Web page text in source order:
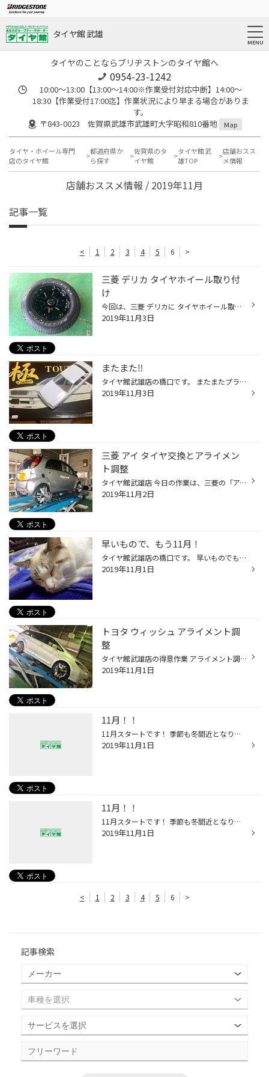
タイヤ館 武雄
タイヤのことならブリヂストンのタイヤ館へ
0954-23-1242
10:00～13:00【13:00～14:00※作業受付対応中断】14:00～
18:30【作業受付17:00迄】作業状況により早まる場合がありま
す。
〒843-0023 佐賀県武雄市武雄町大字昭和810番地
Map
タイヤ・ホイール専門
店のタイヤ館
都道府県か
ら探す
佐賀県のタ
イヤ館
タイヤ館 武
雄TOP
店舗おスス
メ情報
店舗おススメ情報 / 2019年11月
記事一覧
< 1 2 3 4 5 6 >
三菱 デリカ タイヤホイール取り付
け
今回は、三菱 デリカに タイヤホイール取り付けです。 タイヤはもちろん ブリヂストンのデューラー ホイールはレイズのFDX デリカっぽくて、カッコイイでしょう 川村店長 ナイスチョイスです❗️ お客様もたいへん喜んで いらっしゃいました‼️
2019年11月3日
またまた‼️
タイヤ館武雄店の橋口です。 またまたプラモ製作依頼いただきました １台目は、Ｙ31シーマ❗️ 今見てもカッコイイ‼️ ボディカラーはブラックとの依頼❗️ ２台目は、アルファード❗️ カラーはシルバーにて ３台目は、エスティマ❗️ ボディカラーはブラウンに仕上げます いきなり３台‼️ こりゃ忙しく...
2019年11月3日
三菱 アイ タイヤ交換とアライメン
ト調整
タイヤ館武雄店 今日の作業は、三菱の「アイ」 タイヤ交換とアライメント調整です。 タイヤ交換の際は、もうお馴染みですね タイヤはブリヂストンのエコピア NH100Cです。 前後 タイヤサイズが違っても 同じタイヤで快適ドライブ アライメント測定した数値です 赤色が基準値からズレた数値です 調整...
2019年11月2日
早いもので、もう11月！
タイヤ館武雄店の橋口です。 早いものでもう11月ですね〜 タイヤ館武雄店では、スタッドレスタイヤ早期予約実施中です❗️ 早めの冬支度 いかがでしょうか 本格的な寒さになると ご希望の商品を手配できない 場合がございます。 「お早めに〜‼️」 今月も、ヨロシクです❗️
2019年11月1日
トヨタ ウィッシュ アライメント調
整
タイヤ館武雄店の得意作業 アライメント調整 おこないました❗️ お車はトヨタのウィッシュ 走行距離 10万キロオーバーです 走行距離が伸びたお車こそ アライメント調整が必須ですね このように、タイヤホイールの取り付け 角度を数値化し 適正値まで調整致します。 詳しくはスタッフまでお気軽に お...
2019年11月1日
11月！！
11月スタートです！ 季節も冬間近となります。 毎年のことながら、早めの冬支度がオススメです！ 愛車の事で何かありましたら、タイヤ館武雄店をヨロシクお願い致します
2019年11月1日
11月！！
11月スタートです！ 季節も冬間近となります。 毎年のことながら、早めの冬支度がオススメです！ 愛車の事で何かありましたら、タイヤ館武雄店をヨロシクお願い致します
2019年11月1日
< 1 2 3 4 5 6 >
記事検索